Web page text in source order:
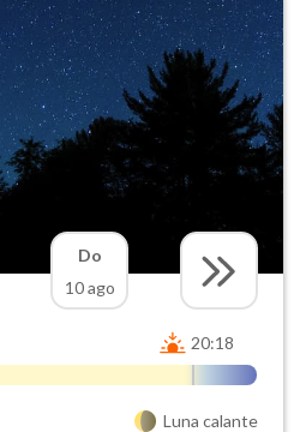
Do
10 ago
20:18
Luna calante